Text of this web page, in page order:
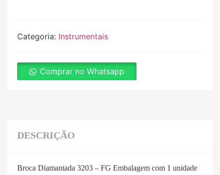
Categoria: Instrumentais
Comprar no Whatsapp
DESCRIÇÃO
Broca Diamantada 3203 – FG Embalagem com 1 unidade